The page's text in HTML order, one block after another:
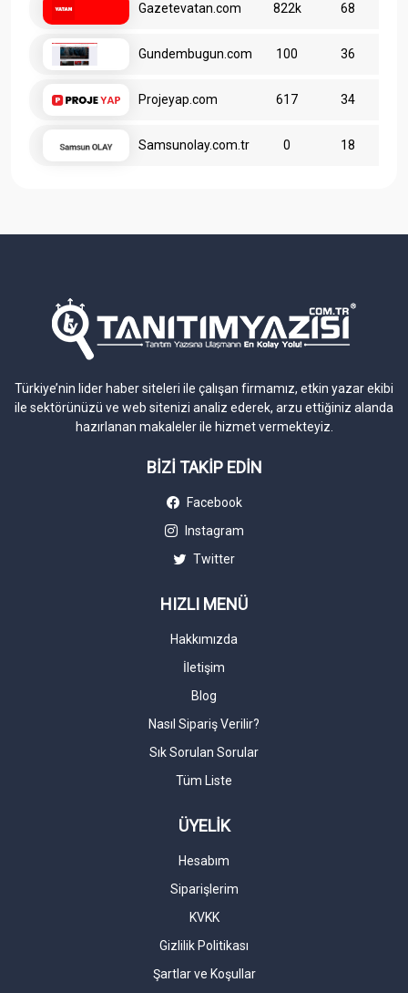
Gazetevatan.com 822k 68
Gundembugun.com 100 36
Projeyap.com 617 34
Samsunolay.com.tr 0 18
Türkiye’nin lider haber siteleri ile çalışan firmamız, etkin yazar ekibi
ile sektörünüzü ve web sitenizi analiz ederek, arzu ettiğiniz alanda
hazırlanan makaleler ile hizmet vermekteyiz.
BİZİ TAKİP EDİN
Facebook
Instagram
Twitter
HIZLI MENÜ
Hakkımızda
İletişim
Blog
Nasıl Sipariş Verilir?
Sık Sorulan Sorular
Tüm Liste
ÜYELİK
Hesabım
Siparişlerim
KVKK
Gizlilik Politikası
Şartlar ve Koşullar